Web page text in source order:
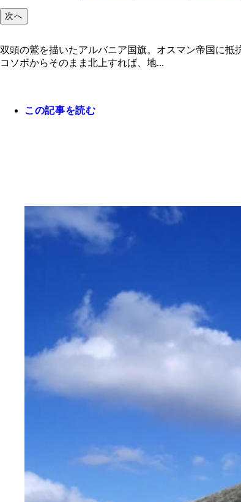
双頭の鷲を描いたアルバニア国旗。オス
タクシーのおじちゃん。バスとタクシー
１９７９年ユネスコの世界遺産に登録され
次へ
双頭の鷲を描いたアルバニア国旗。オスマン帝国に抵
コソボからそのまま北上すれば、地...
この記事を読む